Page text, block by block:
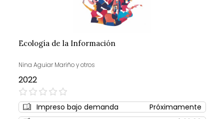
Ecología de la Información
Nina Aguiar Mariño y otros
2022
0%
Impreso bajo demanda
Próximamente